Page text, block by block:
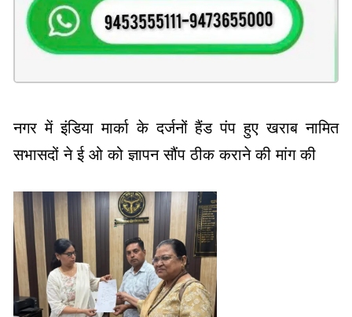
नगर में इंडिया मार्का के दर्जनों हैंड पंप हुए खराब नामित
सभासदों ने ई ओ को ज्ञापन सौंप ठीक कराने की मांग की